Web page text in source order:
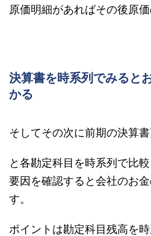
原価明細があればその後原価
決算書を時系列でみると
かる
そしてその次に前期の決算
と各勘定科目を時系列で比
要因を確認すると会社のお
す。
ポイントは勘定科目残高を時